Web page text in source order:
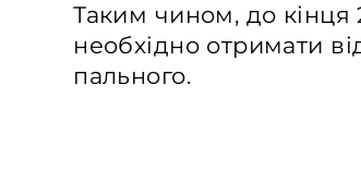
Таким чином, до кінця
необхідно отримати
пального.